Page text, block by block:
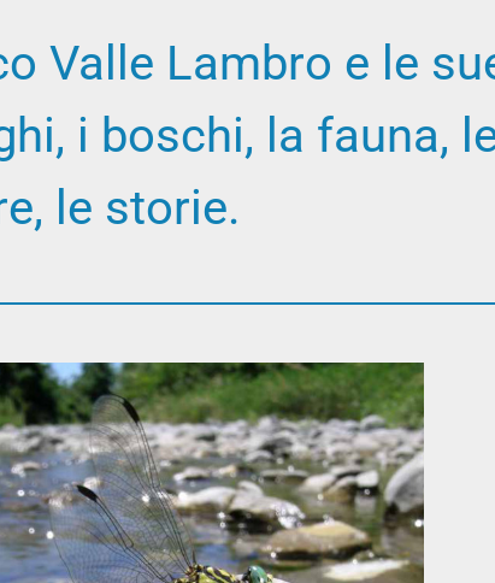
Valle Lambro e le
i boschi, la fauna,
le storie.